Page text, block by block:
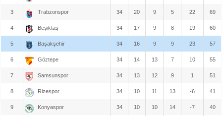
3 Trabzonspor 34 20 9 5 22 69
4 Beşiktaş 34 17 9 8 19 60
5 Başakşehir 34 16 9 9 23 57
6 Göztepe 34 14 13 7 10 55
7 Samsunspor 34 13 12 9 1 51
8 Rizespor 34 10 11 13 -6 41
9 Konyaspor 34 10 10 14 -7 40